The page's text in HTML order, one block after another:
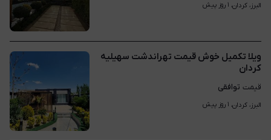
البرز، کردان، ۱ روز پیش
ویلا تکمیل خوش قیمت تهراندشت سهیلیه
کردان
قیمت توافقی
البرز، کردان، ۱ روز پیش